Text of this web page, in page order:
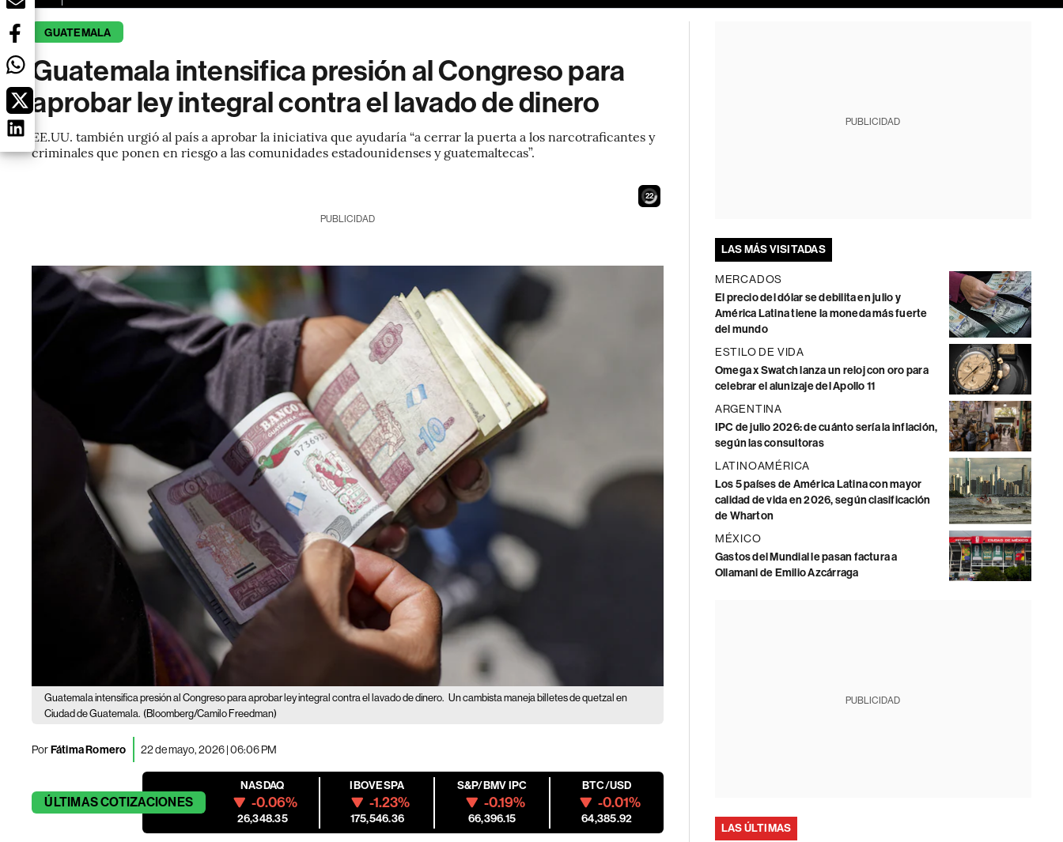
GUATEMALA
Guatemala intensifica presión al Congreso para
aprobar ley integral contra el lavado de dinero
EE.UU. también urgió al país a aprobar la iniciativa que ayudaría “a cerrar la puerta a los narcotraficantes y
criminales que ponen en riesgo a las comunidades estadounidenses y guatemaltecas”.
21
PUBLICIDAD
Guatemala intensifica presión al Congreso para aprobar ley integral contra el lavado de dinero. Un cambista maneja billetes de quetzal en
Ciudad de Guatemala. (Bloomberg/Camilo Freedman)
PorFátima Romero 22 de mayo, 2026 | 06:06 PM
ÚLTIMASCOTIZACIONES
NASDAQ
-0.06%
26,348.35
IBOVESPA
-1.23%
175,546.36
S&P/BMV IPC
-0.19%
66,396.15
BTC/USD
-0.01%
64,385.92
PUBLICIDAD
LAS MÁS VISITADAS
MERCADOS
El precio del dólar se debilita en julio y
América Latina tiene la moneda más fuerte
del mundo
ESTILO DE VIDA
Omega x Swatch lanza un reloj con oro para
celebrar el alunizaje del Apollo 11
ARGENTINA
IPC de julio 2026: de cuánto sería la inflación,
según las consultoras
LATINOAMÉRICA
Los 5 países de América Latina con mayor
calidad de vida en 2026, según clasificación
de Wharton
MÉXICO
Gastos del Mundial le pasan factura a
Ollamani de Emilio Azcárraga
PUBLICIDAD
LAS ÚLTIMAS